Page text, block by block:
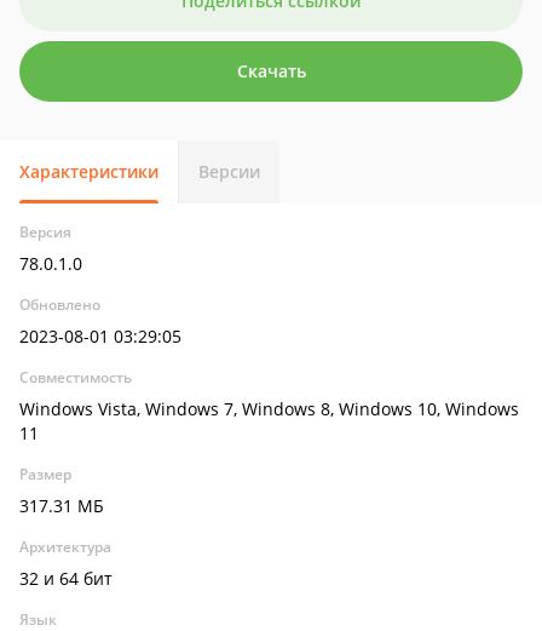
Скачать
Характеристики Версии
Версия
78.0.1.0
Обновлено
2023-08-01 03:29:05
Совместимость
Windows Vista, Windows 7, Windows 8, Windows 10, Windows
11
Размер
317.31 МБ
Архитектура
32 и 64 бит
Язык